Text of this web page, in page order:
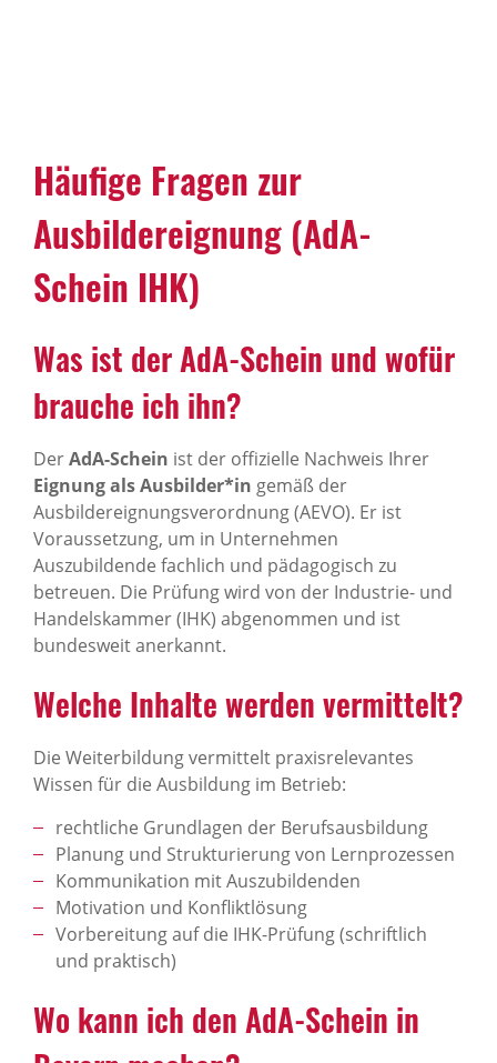
Häufige Fragen zur
Ausbildereignung (AdA-
Schein IHK)
Was ist der AdA-Schein und wofür
brauche ich ihn?
DerAdA-Schein ist der offizielle Nachweis Ihrer
Eignung als Ausbilder*in gemäß der
Ausbildereignungsverordnung (AEVO). Er ist
Voraussetzung, um in Unternehmen
Auszubildende fachlich und pädagogisch zu
betreuen. Die Prüfung wird von der Industrie- und
Handelskammer (IHK) abgenommen und ist
bundesweit anerkannt.
Welche Inhalte werden vermittelt?
Die Weiterbildung vermittelt praxisrelevantes
Wissen für die Ausbildung im Betrieb:
rechtliche Grundlagen der Berufsausbildung
Planung und Strukturierung von Lernprozessen
Kommunikation mit Auszubildenden
Motivation und Konfliktlösung
Vorbereitung auf die IHK-Prüfung (schriftlich
und praktisch)
Wo kann ich den AdA-Schein in